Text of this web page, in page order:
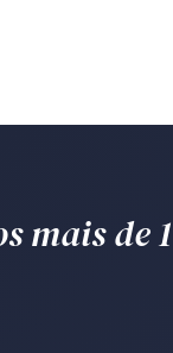
mais de